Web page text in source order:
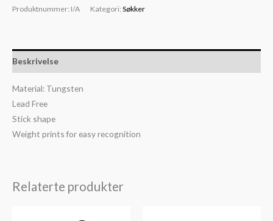
Produktnummer: I/A Kategori: Søkker
Beskrivelse
Material: Tungsten
Lead Free
Stick shape
Weight prints for easy recognition
Relaterte produkter